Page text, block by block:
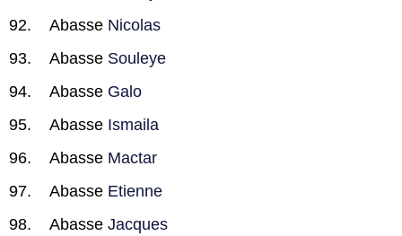
Abasse Nicolas
Abasse Souleye
Abasse Galo
Abasse Ismaila
Abasse Mactar
Abasse Etienne
Abasse Jacques